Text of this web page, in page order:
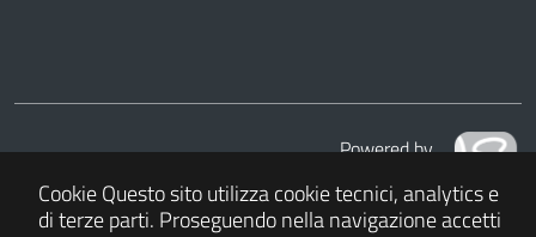
CookieQuesto sito utilizza cookie tecnici, analytics e
di terze parti. Proseguendo nella navigazione accetti
Powered by